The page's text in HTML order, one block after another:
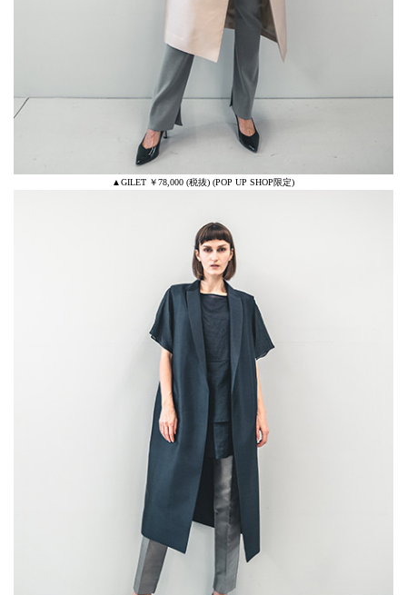
▲GILET ￥78,000 (税抜) (POP UP SHOP限定)